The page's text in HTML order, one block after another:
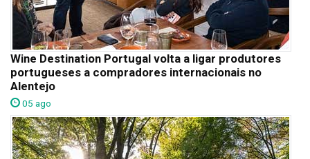
Wine Destination Portugal volta a ligar produtores
portugueses a compradores internacionais no
Alentejo
05 ago